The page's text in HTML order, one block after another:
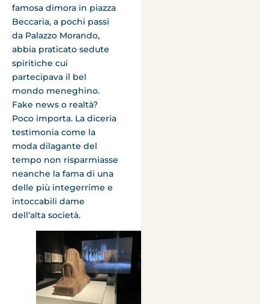
famosa dimora in piazza
Beccaria, a pochi passi
da Palazzo Morando,
abbia praticato sedute
spiritiche cui
partecipava il bel
mondo meneghino.
Fake news o realtà?
Poco importa. La diceria
testimonia come la
moda dilagante del
tempo non risparmiasse
neanche la fama di una
delle più integerrime e
intoccabili dame
dell’alta società.